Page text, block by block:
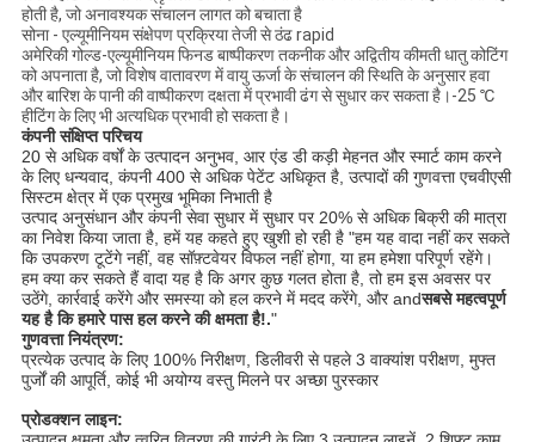
होती है, जो अनावश्यक संचालन लागत को बचाता है
सोना - एल्यूमीनियम संक्षेपण प्रक्रिया तेजी से ठंढ rapid
अमेरिकी गोल्ड-एल्यूमीनियम फिनड बाष्पीकरण तकनीक और अद्वितीय कीमती धातु कोटिंग
को अपनाता है, जो विशेष वातावरण में वायु ऊर्जा के संचालन की स्थिति के अनुसार हवा
और बारिश के पानी की वाष्पीकरण दक्षता में प्रभावी ढंग से सुधार कर सकता है।-25 ℃
हीटिंग के लिए भी अत्यधिक प्रभावी हो सकता है।
कंपनी संक्षिप्त परिचय
20 से अधिक वर्षों के उत्पादन अनुभव, आर एंड डी कड़ी मेहनत और स्मार्ट काम करने
के लिए धन्यवाद, कंपनी 400 से अधिक पेटेंट अधिकृत है, उत्पादों की गुणवत्ता एचवीएसी
सिस्टम क्षेत्र में एक प्रमुख भूमिका निभाती है
उत्पाद अनुसंधान और कंपनी सेवा सुधार में सुधार पर 20% से अधिक बिक्री की मात्रा
का निवेश किया जाता है, हमें यह कहते हुए खुशी हो रही है "हम यह वादा नहीं कर सकते
कि उपकरण टूटेंगे नहीं, वह सॉफ़्टवेयर विफल नहीं होगा, या हम हमेशा परिपूर्ण रहेंगे।
हम क्या कर सकते हैं वादा यह है कि अगर कुछ गलत होता है, तो हम इस अवसर पर
उठेंगे, कार्रवाई करेंगे और समस्या को हल करने में मदद करेंगे, और andसबसे महत्वपूर्ण
यह है कि हमारे पास हल करने की क्षमता है!."
गुणवत्ता नियंत्रण:
प्रत्येक उत्पाद के लिए 100% निरीक्षण, डिलीवरी से पहले 3 वाक्यांश परीक्षण, मुफ्त
पुर्जों की आपूर्ति, कोई भी अयोग्य वस्तु मिलने पर अच्छा पुरस्कार
प्रोडक्शन लाइन: